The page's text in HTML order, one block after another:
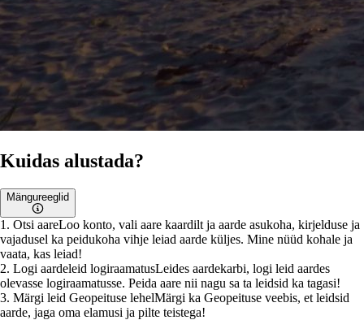
Kuidas alustada?
Mängureeglid
1 . Otsi aareLoo konto, vali aare kaardilt ja aarde asukoha, kirjelduse ja
vajadusel ka peidukoha vihje leiad aarde küljes. Mine nüüd kohale ja
vaata, kas leiad!
2. Logi aardeleid logiraamatusLeides aardekarbi, logi leid aardes
olevasse logiraamatusse. Peida aare nii nagu sa ta leidsid ka tagasi!
3. Märgi leid Geopeituse lehelMärgi ka Geopeituse veebis, et leidsid
aarde, jaga oma elamusi ja pilte teistega!